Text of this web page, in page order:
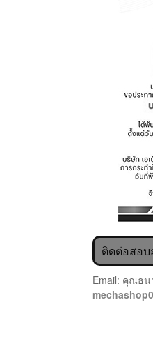
ติดต่อสอบ
Email: คุณธน